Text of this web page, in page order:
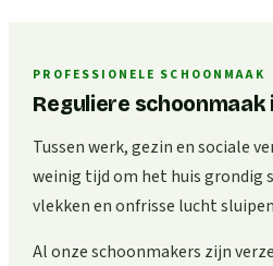
PROFESSIONELE SCHOONMAAK
Reguliere schoonmaak
Tussen werk, gezin en sociale
weinig tijd om het huis grondig
vlekken en onfrisse lucht
Al onze schoonmakers zijn